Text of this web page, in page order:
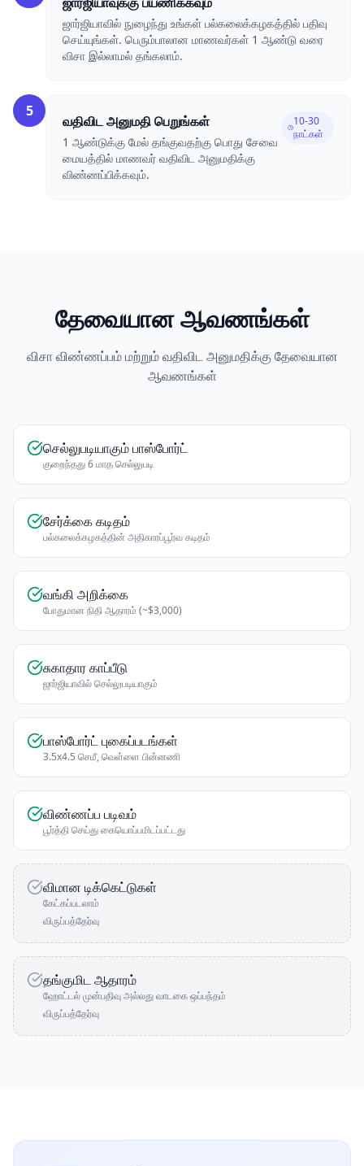
ஜார்ஜியாவில் நுழைந்து உங்கள் பல்கலைக்கழகத்தில் பதிவு
செய்யுங்கள். பெரும்பாலான மாணவர்கள் 1 ஆண்டு வரை
விசா இல்லாமல் தங்கலாம்.
5
வதிவிட அனுமதி பெறுங்கள்
1 ஆண்டுக்கு மேல் தங்குவதற்கு பொது சேவை
மையத்தில் மாணவர் வதிவிட அனுமதிக்கு
விண்ணப்பிக்கவும்.
10-30
நாட்கள்
தேவையான ஆவணங்கள்
விசா விண்ணப்பம் மற்றும் வதிவிட அனுமதிக்கு தேவையான
ஆவணங்கள்
செல்லுபடியாகும் பாஸ்போர்ட்
குறைந்தது 6 மாத செல்லுபடி
சேர்க்கை கடிதம்
பல்கலைக்கழகத்தின் அதிகாரப்பூர்வ கடிதம்
வங்கி அறிக்கை
போதுமான நிதி ஆதாரம் (~$3,000)
சுகாதார காப்பீடு
ஜார்ஜியாவில் செல்லுபடியாகும்
பாஸ்போர்ட் புகைப்படங்கள்
3.5x4.5 செமீ, வெள்ளை பின்னணி
விண்ணப்ப படிவம்
பூர்த்தி செய்து கையொப்பமிடப்பட்டது
விமான டிக்கெட்டுகள்
கேட்கப்படலாம்
விருப்பத்தேர்வு
தங்குமிட ஆதாரம்
ஹோட்டல் முன்பதிவு அல்லது வாடகை ஒப்பந்தம்
விருப்பத்தேர்வு